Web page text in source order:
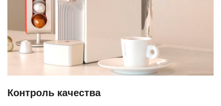
Контроль качества